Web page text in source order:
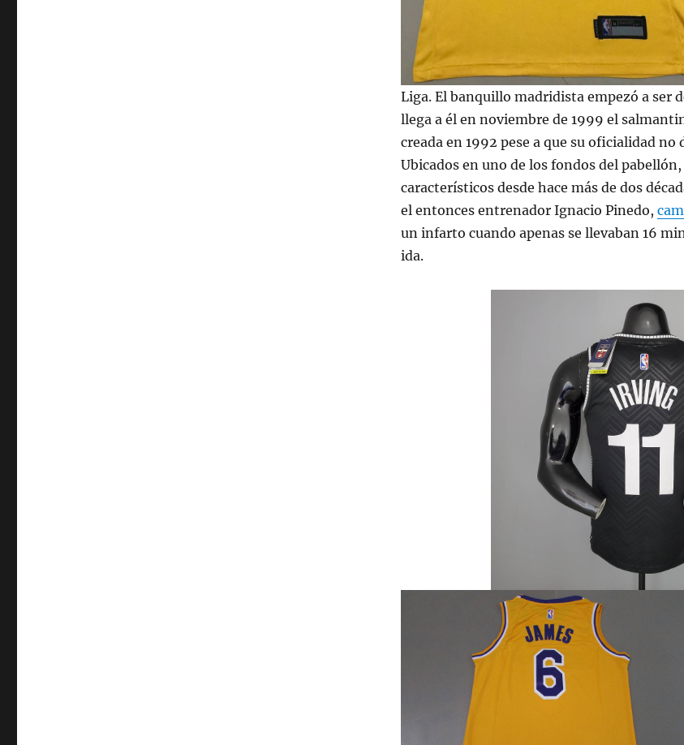
Liga. El banquillo madridista empezó a ser
llega a él en noviembre de 1999 el
creada en 1992 pese a que su oficialidad no
Ubicados en uno de los fondos del
característicos desde hace más de dos
el entonces entrenador Ignacio Pinedo,
un infarto cuando apenas se llevaban 16
ida.